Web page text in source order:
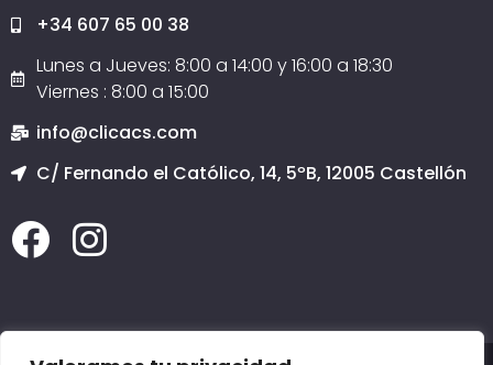
+34 607 65 00 38
Lunes a Jueves: 8:00 a 14:00 y 16:00 a 18:30
Viernes : 8:00 a 15:00
info@clicacs.com
C/ Fernando el Católico, 14, 5ºB, 12005 Castellón